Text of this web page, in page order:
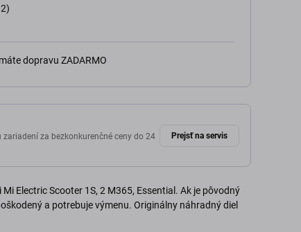
dopravu ZADARMO
za bezkonkurenčné ceny do 24
Prejsť na servis
Electric Scooter 1S, 2 M365, Essential. Ak je pôvodný
a potrebuje výmenu. Originálny náhradný diel